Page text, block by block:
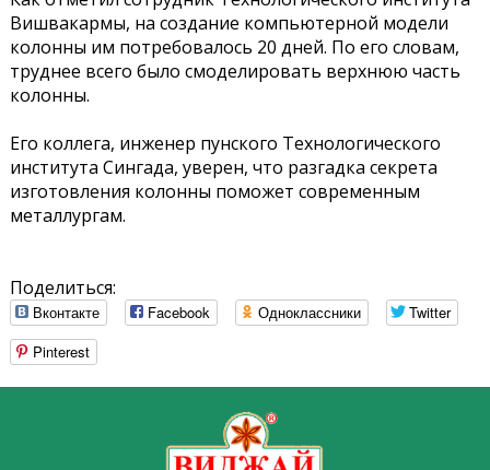
Вишвакармы, на создание компьютерной модели
колонны им потребовалось 20 дней. По его словам,
труднее всего было смоделировать верхнюю часть
колонны.
Его коллега, инженер пунского Технологического
института Сингада, уверен, что разгадка секрета
изготовления колонны поможет современным
металлургам.
Поделиться:
Вконтакте Facebook Одноклассники
Twitter
Pinterest